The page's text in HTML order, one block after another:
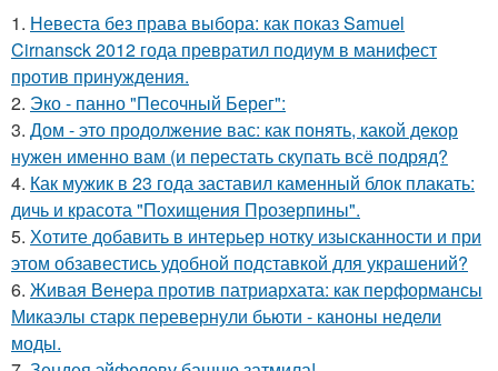
1. Невеста без права выбора: как показ Samuel
Cirnansck 2012 года превратил подиум в манифест
против принуждения.
2. Эко - панно "Песочный Берег":
3. Дом - это продолжение вас: как понять, какой декор
нужен именно вам (и перестать скупать всё подряд?
4. Как мужик в 23 года заставил каменный блок плакать:
дичь и красота "Похищения Прозерпины".
5. Хотите добавить в интерьер нотку изысканности и при
этом обзавестись удобной подставкой для украшений?
6. Живая Венера против патриархата: как перформансы
Микаэлы старк перевернули бьюти - каноны недели
моды.